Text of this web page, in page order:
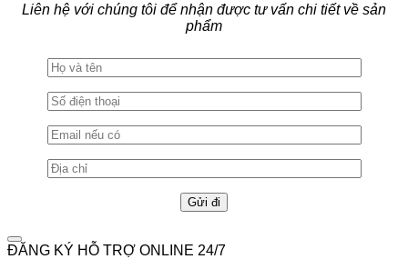
Liên hệ với chúng tôi để nhận được tư vấn chi tiết về sản
phẩm
ĐĂNG KÝ HỖ TRỢ ONLINE 24/7